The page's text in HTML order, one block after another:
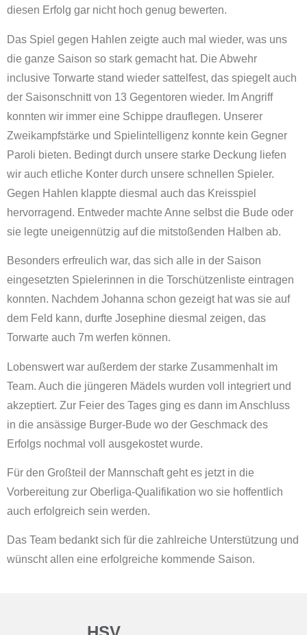
diesen Erfolg gar nicht hoch genug bewerten.
Das Spiel gegen Hahlen zeigte auch mal wieder, was uns
die ganze Saison so stark gemacht hat. Die Abwehr
inclusive Torwarte stand wieder sattelfest, das spiegelt auch
der Saisonschnitt von 13 Gegentoren wieder. Im Angriff
konnten wir immer eine Schippe drauflegen. Unserer
Zweikampfstärke und Spielintelligenz konnte kein Gegner
Paroli bieten. Bedingt durch unsere starke Deckung liefen
wir auch etliche Konter durch unsere schnellen Spieler.
Gegen Hahlen klappte diesmal auch das Kreisspiel
hervorragend. Entweder machte Anne selbst die Bude oder
sie legte uneigennützig auf die mitstoßenden Halben ab.
Besonders erfreulich war, das sich alle in der Saison
eingesetzten Spielerinnen in die Torschützenliste eintragen
konnten. Nachdem Johanna schon gezeigt hat was sie auf
dem Feld kann, durfte Josephine diesmal zeigen, das
Torwarte auch 7m werfen können.
Lobenswert war außerdem der starke Zusammenhalt im
Team. Auch die jüngeren Mädels wurden voll integriert und
akzeptiert. Zur Feier des Tages ging es dann im Anschluss
in die ansässige Burger-Bude wo der Geschmack des
Erfolgs nochmal voll ausgekostet wurde.
Für den Großteil der Mannschaft geht es jetzt in die
Vorbereitung zur Oberliga-Qualifikation wo sie hoffentlich
auch erfolgreich sein werden.
Das Team bedankt sich für die zahlreiche Unterstützung und
wünscht allen eine erfolgreiche kommende Saison.